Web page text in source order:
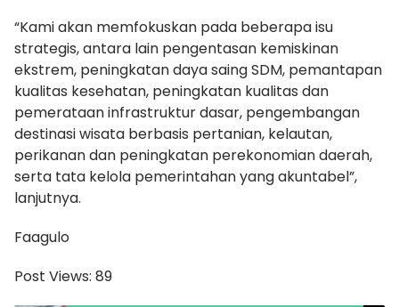
“Kami akan memfokuskan pada beberapa isu
strategis, antara lain pengentasan kemiskinan
ekstrem, peningkatan daya saing SDM, pemantapan
kualitas kesehatan, peningkatan kualitas dan
pemerataan infrastruktur dasar, pengembangan
destinasi wisata berbasis pertanian, kelautan,
perikanan dan peningkatan perekonomian daerah,
serta tata kelola pemerintahan yang akuntabel”,
lanjutnya.
Faagulo
Post Views: 89